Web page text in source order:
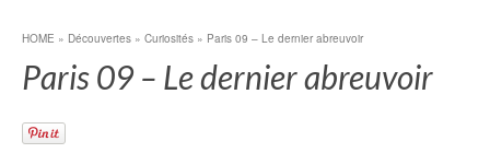
HOME » Découvertes » Curiosités » Paris 09 – Le dernier abreuvoir
Paris 09 – Le dernier abreuvoir